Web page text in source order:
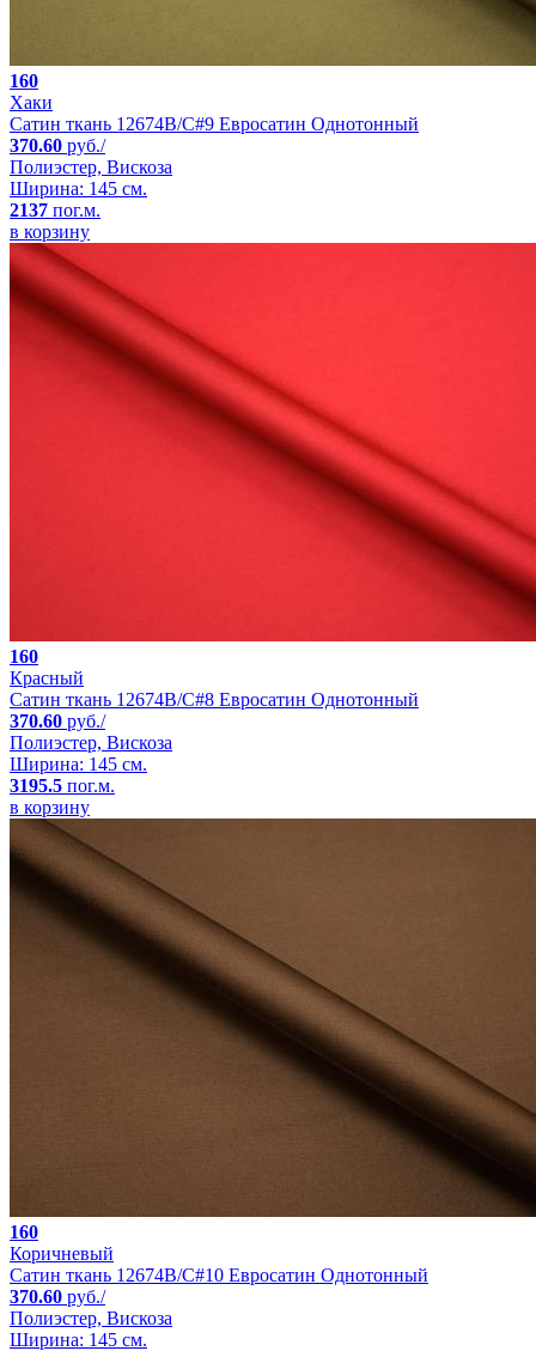
160
Хаки
Сатин ткань 12674B/C#9 Евросатин Однотонный
370.60 руб./
Полиэстер, Вискоза
Ширина: 145 см.
2137 пог.м.
в корзину
160
Красный
Сатин ткань 12674B/C#8 Евросатин Однотонный
370.60 руб./
Полиэстер, Вискоза
Ширина: 145 см.
3195.5 пог.м.
в корзину
160
Коричневый
Сатин ткань 12674B/C#10 Евросатин Однотонный
370.60 руб./
Полиэстер, Вискоза
Ширина: 145 см.